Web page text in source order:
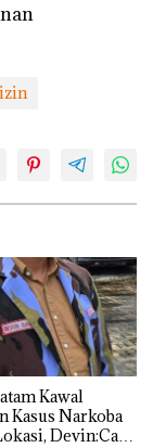
Kawal
Kasus Narkoba
Devin:Cari